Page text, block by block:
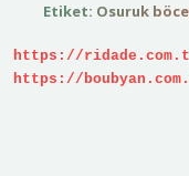
Etiket: Osuruk
https://
https://